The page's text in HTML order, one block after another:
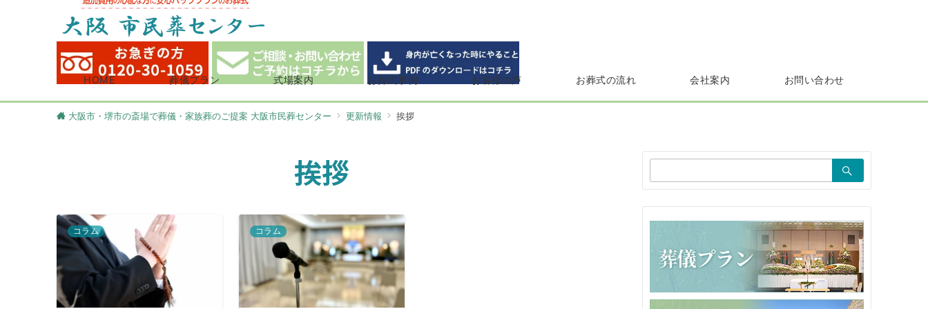
HOME 葬儀プラン 式場案内 お葬式事例 お客様の声 お葬式の流れ 会社案内 お問い合わせ
大阪市・堺市の斎場で葬儀・家族葬のご提案 大阪市民葬センター 更新情報 挨拶
挨拶
コラム コラム
索：